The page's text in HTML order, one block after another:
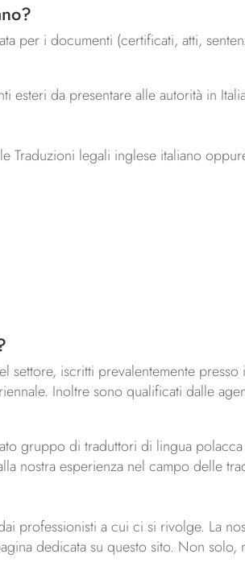
per i documenti (certificati, atti,
esteri da presentare alle autorità in
Traduzioni legali inglese italiano
iscritti prevalentemente
Inoltre sono qualificati dalle
gruppo di traduttori di lingua
nostra esperienza nel campo delle
professionisti a cui ci si rivolge. La
dedicata su questo sito. Non